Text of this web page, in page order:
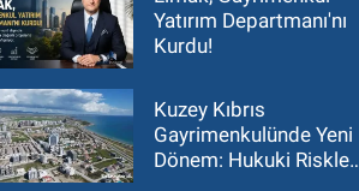
Yatırım Departmanı'nı
Kurdu!
Kuzey Kıbrıs
Gayrimenkulünde Yeni
Dönem: Hukuki Riskler